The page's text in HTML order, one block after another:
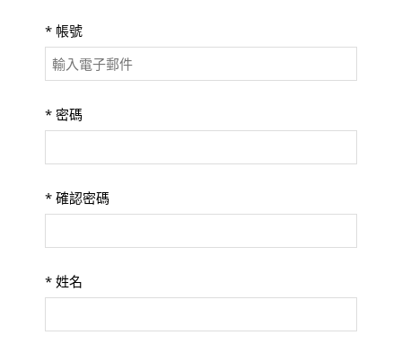
* 帳號
* 密碼
* 確認密碼
* 姓名